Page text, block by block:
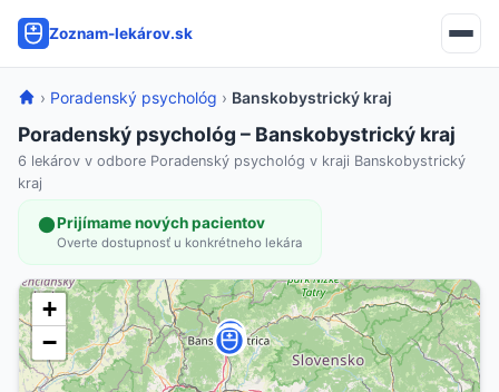
Zoznam-lekárov.sk
› Poradenský psychológ › Banskobystrický kraj
Poradenský psychológ – Banskobystrický kraj
6 lekárov v odbore Poradenský psychológ v kraji Banskobystrický
kraj
Prijímame nových pacientov
Overte dostupnosť u konkrétneho lekára
+
−